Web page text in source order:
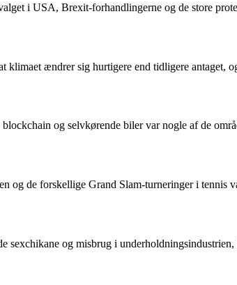
i USA, Brexit-forhandlingerne og de store
ændrer sig hurtigere end tidligere
og selvkørende biler var nogle af de
de forskellige Grand Slam-turneringer i tennis
og misbrug i